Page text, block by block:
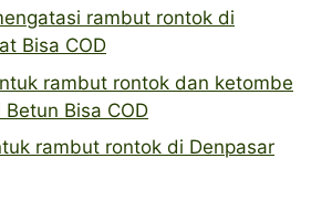
rambut rontok di
Bisa COD
rambut rontok dan ketombe
Bisa COD
rambut rontok di Denpasar